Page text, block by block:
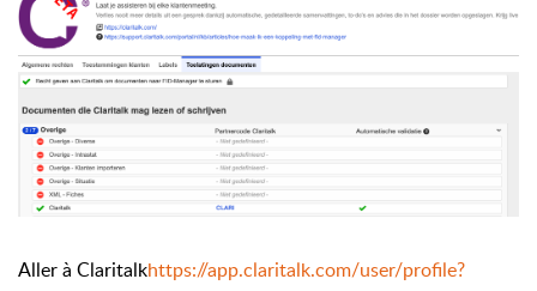
Aller à Claritalkhttps://app.claritalk.com/user/profile?